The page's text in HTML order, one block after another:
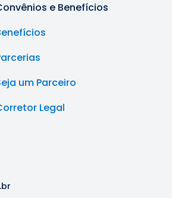
e Benefícios
um Parceiro
Legal